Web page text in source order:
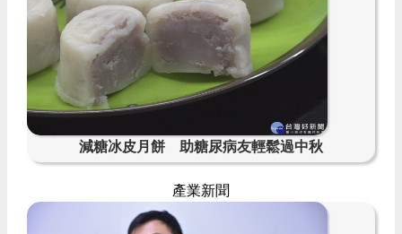
減糖冰皮月餅 助糖尿病友輕鬆過中秋
產業新聞